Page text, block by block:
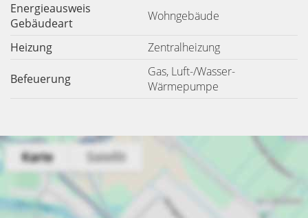
Energieausweis
Gebäudeart
Wohngebäude
Heizung Zentralheizung
Befeuerung
Gas, Luft-/Wasser-
Wärmepumpe